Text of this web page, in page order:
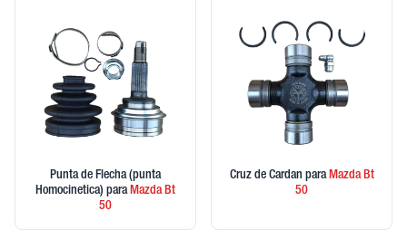
Punta de Flecha (punta
Homocinetica) paraMazdaBt
50
Cruz de Cardan paraMazdaBt
50